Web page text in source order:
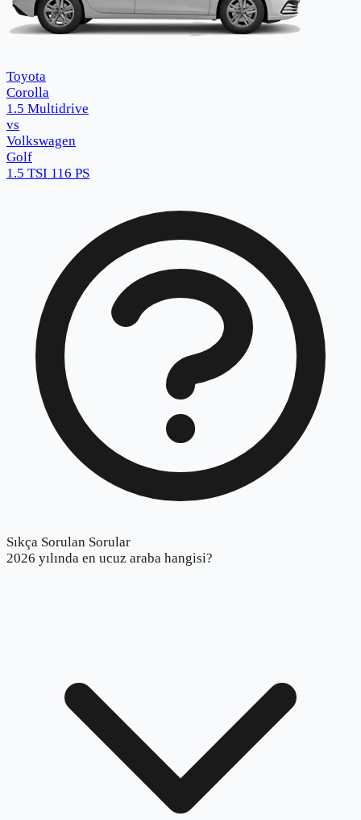
Toyota
Corolla
1.5 Multidrive
vs
Volkswagen
Golf
1.5 TSI 116 PS
Sıkça Sorulan Sorular
2026 yılında en ucuz araba hangisi?